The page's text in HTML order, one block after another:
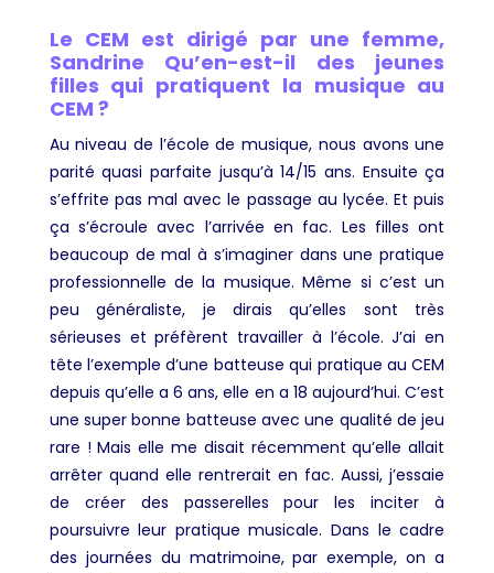
Le CEM est dirigé par une femme,
Sandrine Qu’en-est-il des jeunes
filles qui pratiquent la musique au
CEM ?
Au niveau de l’école de musique, nous avons une
parité quasi parfaite jusqu’à 14/15 ans. Ensuite ça
s’effrite pas mal avec le passage au lycée. Et puis
ça s’écroule avec l’arrivée en fac. Les filles ont
beaucoup de mal à s’imaginer dans une pratique
professionnelle de la musique. Même si c’est un
peu généraliste, je dirais qu’elles sont très
sérieuses et préfèrent travailler à l’école. J’ai en
tête l’exemple d’une batteuse qui pratique au CEM
depuis qu’elle a 6 ans, elle en a 18 aujourd’hui. C’est
une super bonne batteuse avec une qualité de jeu
rare ! Mais elle me disait récemment qu’elle allait
arrêter quand elle rentrerait en fac. Aussi, j’essaie
de créer des passerelles pour les inciter à
poursuivre leur pratique musicale. Dans le cadre
des journées du matrimoine, par exemple, on a